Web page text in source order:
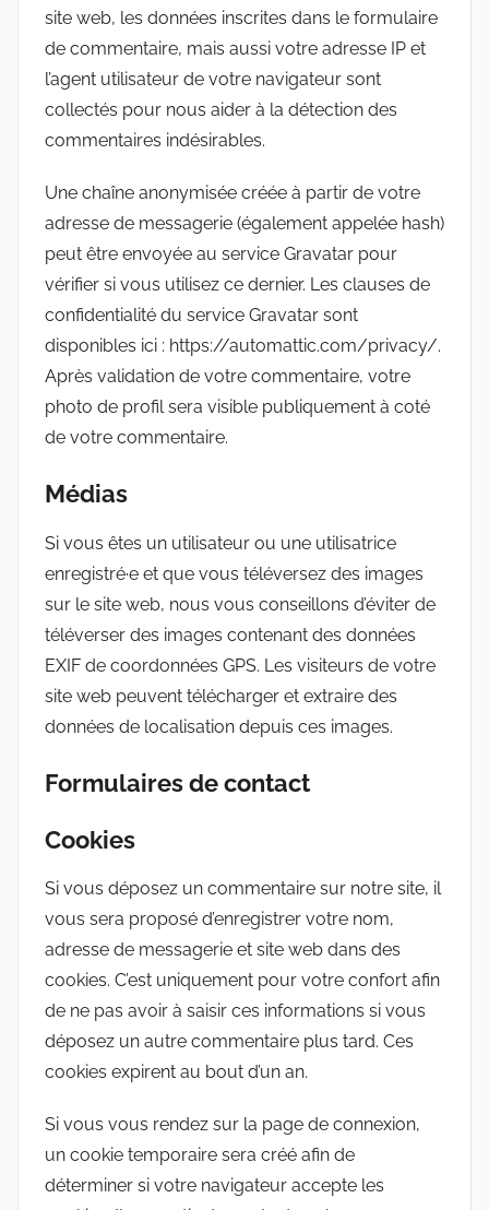
site web, les données inscrites dans le formulaire
de commentaire, mais aussi votre adresse IP et
l’agent utilisateur de votre navigateur sont
collectés pour nous aider à la détection des
commentaires indésirables.
Une chaîne anonymisée créée à partir de votre
adresse de messagerie (également appelée hash)
peut être envoyée au service Gravatar pour
vérifier si vous utilisez ce dernier. Les clauses de
confidentialité du service Gravatar sont
disponibles ici : https://automattic.com/privacy/.
Après validation de votre commentaire, votre
photo de profil sera visible publiquement à coté
de votre commentaire.
Médias
Si vous êtes un utilisateur ou une utilisatrice
enregistré·e et que vous téléversez des images
sur le site web, nous vous conseillons d’éviter de
téléverser des images contenant des données
EXIF de coordonnées GPS. Les visiteurs de votre
site web peuvent télécharger et extraire des
données de localisation depuis ces images.
Formulaires de contact
Cookies
Si vous déposez un commentaire sur notre site, il
vous sera proposé d’enregistrer votre nom,
adresse de messagerie et site web dans des
cookies. C’est uniquement pour votre confort afin
de ne pas avoir à saisir ces informations si vous
déposez un autre commentaire plus tard. Ces
cookies expirent au bout d’un an.
Si vous vous rendez sur la page de connexion,
un cookie temporaire sera créé afin de
déterminer si votre navigateur accepte les